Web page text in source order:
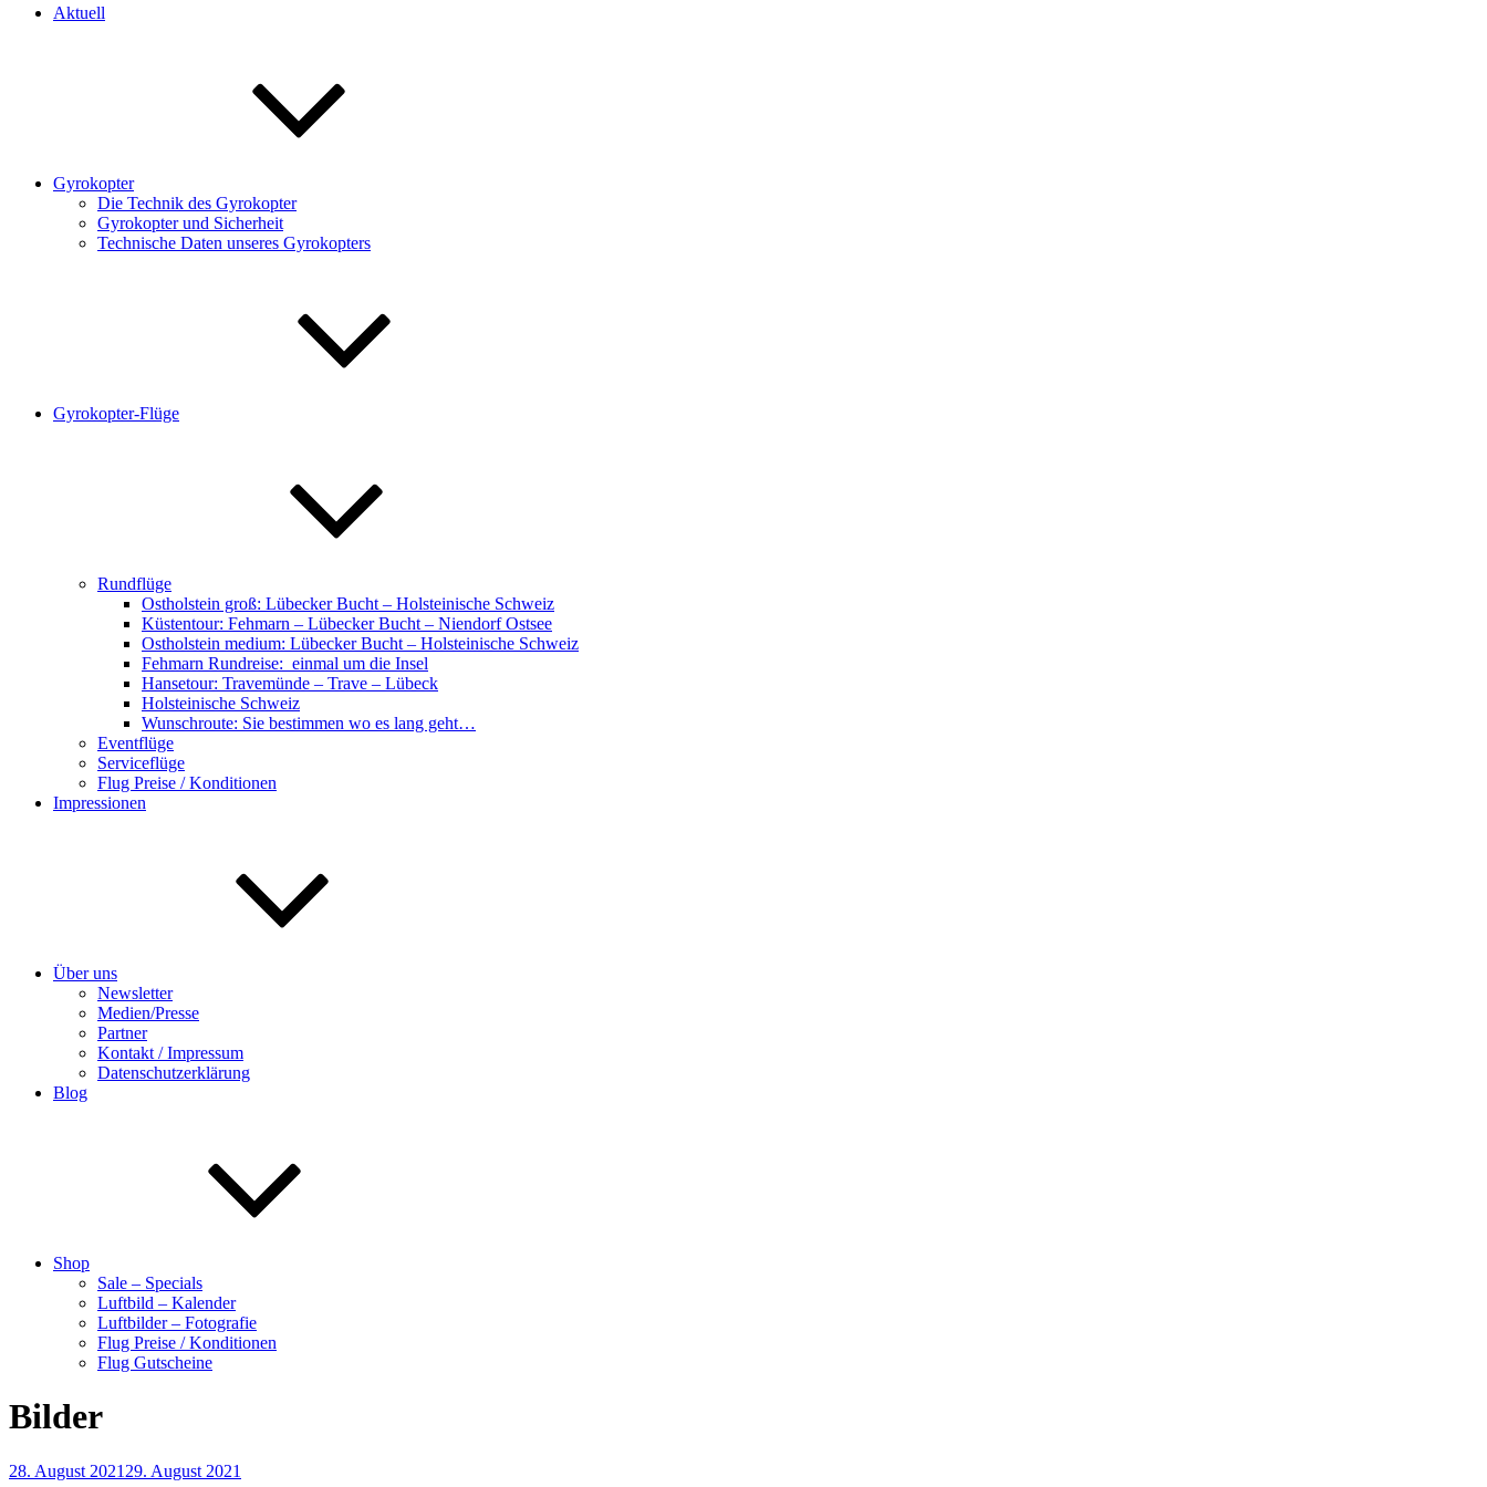
Aktuell
Gyrokopter
Die Technik des Gyrokopter
Gyrokopter und Sicherheit
Technische Daten unseres Gyrokopters
Gyrokopter-Flüge
Rundflüge
Ostholstein groß: Lübecker Bucht – Holsteinische Schweiz
Küstentour: Fehmarn – Lübecker Bucht – Niendorf Ostsee
Ostholstein medium: Lübecker Bucht – Holsteinische Schweiz
Fehmarn Rundreise: einmal um die Insel
Hansetour: Travemünde – Trave – Lübeck
Holsteinische Schweiz
Wunschroute: Sie bestimmen wo es lang geht…
Eventflüge
Serviceflüge
Flug Preise / Konditionen
Impressionen
Über uns
Newsletter
Medien/Presse
Partner
Kontakt / Impressum
Datenschutzerklärung
Blog
Shop
Sale – Specials
Luftbild – Kalender
Luftbilder – Fotografie
Flug Preise / Konditionen
Flug Gutscheine
Bilder
28. August 2021 29. August 2021